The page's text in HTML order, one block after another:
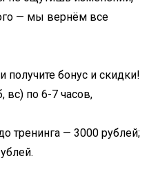
— мы вернём все
получите бонус и скидки!
вс) по 6-7 часов,
тренинга — 3000 рублей;